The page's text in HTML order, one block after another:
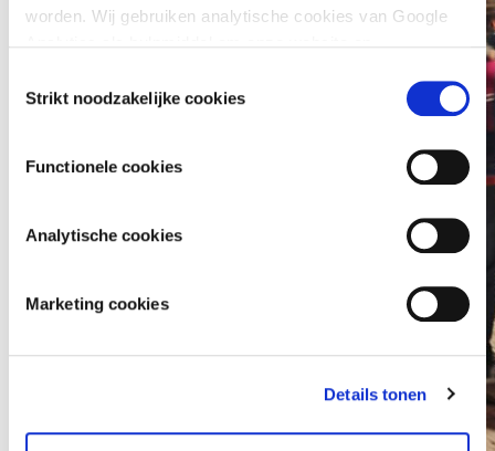
worden. Wij gebruiken analytische cookies van Google
zorgen ervoor dat je de embedded video’s van YouTube
spamfilter te activeren. Wij en onze partners gebruiken
marketingcookies om je surfgedrag in kaart te brengen
er meer over in onze
Strikt noodzakelijke cookies
Functionele cookies
Analytische cookies
Marketing cookies
Details tonen